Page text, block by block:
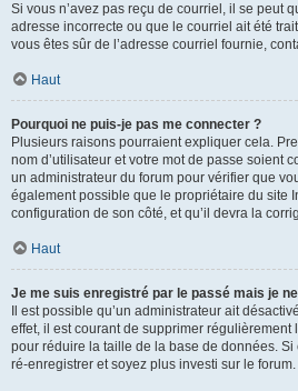
Si vous n’avez pas reçu de courriel, il se peut
adresse incorrecte ou que le courriel ait été
vous êtes sûr de l’adresse courriel fournie,
Haut
Pourquoi ne puis-je pas me connecter ?
Plusieurs raisons pourraient expliquer cela.
nom d’utilisateur et votre mot de passe soient
un administrateur du forum pour vérifier que
également possible que le propriétaire du site
configuration de son côté, et qu’il devra la
Haut
Je me suis enregistré par le passé mais je
Il est possible qu’un administrateur ait
effet, il est courant de supprimer régulièrement
pour réduire la taille de la base de données.
ré-enregistrer et soyez plus investi sur le forum.